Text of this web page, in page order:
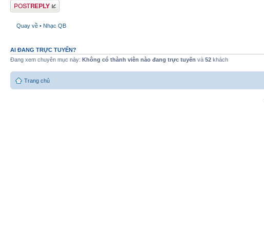
Gửi bài trả lời
Quay về • Nhạc QB
AI ĐANG TRỰC TUYẾN?
Đang xem chuyên mục này: Không có thành viên nào đang trực tuyến và 52 khách
Trang chủ